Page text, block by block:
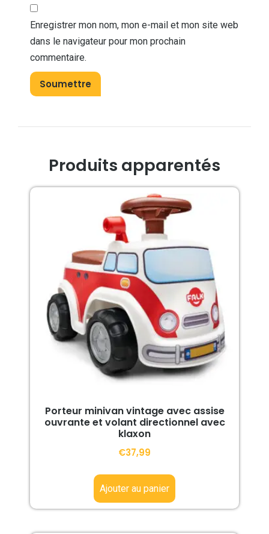
Enregistrer mon nom, mon e-mail et mon site web
dans le navigateur pour mon prochain
commentaire.
Produits apparentés
Porteur minivan vintage avec assise
ouvrante et volant directionnel avec
klaxon
€37,99
Ajouter au panier